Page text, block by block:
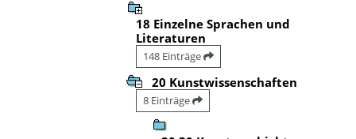
18 Einzelne Sprachen und
Literaturen
148 Einträge
20 Kunstwissenschaften
8 Einträge